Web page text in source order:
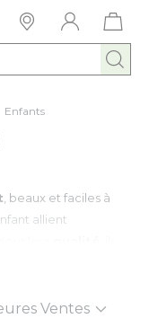
Enfants
, beaux et faciles à
allient
le quotidien des